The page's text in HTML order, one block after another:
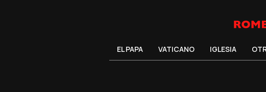
EL PAPA VATICANO IGLESIA